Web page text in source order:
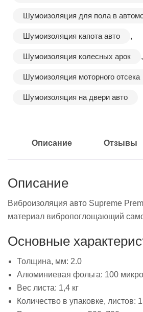
Шумоизоляция для пола в
Шумоизоляция капота авто ,
Шумоизоляция колесных арок ,
Шумоизоляция моторного отсека
Шумоизоляция на двери авто
Описание Отзывы
Описание
Виброизоляция авто Supreme
материал вибропоглощающий
Основные
Толщина, мм: 2.0
Алюминиевая фольга: 100
Вес листа: 1,4 кг
Количество в упаковке, листов: